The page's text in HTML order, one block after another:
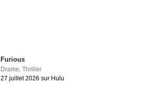
Furious
Drame,Thriller
27 juillet 2026 sur Hulu